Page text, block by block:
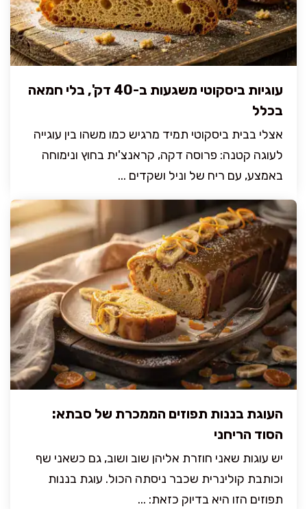
עוגיות ביסקוטי משגעות ב-40 דק', בלי חמאה
בכלל
אצלי בבית ביסקוטי תמיד מרגיש כמו משהו בין עוגייה
לעוגה קטנה: פרוסה דקה, קראנצ'ית בחוץ ונימוחה
באמצע, עם ריח של וניל ושקדים ...
העוגת בננות תפוזים הממכרת של סבתא:
הסוד הריחני
יש עוגות שאני חוזרת אליהן שוב ושוב, גם כשאני שף
וכותבת קולינרית שכבר ניסתה הכול. עוגת בננות
תפוזים הזו היא בדיוק כזאת: ...